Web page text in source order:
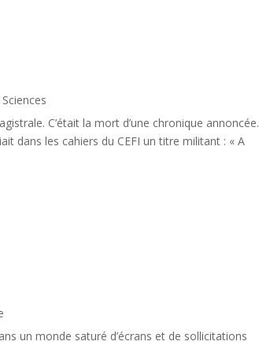
Sciences
C’était la mort d’une chronique annoncée.
dans les cahiers du CEFI un titre militant : « A
un monde saturé d’écrans et de sollicitations